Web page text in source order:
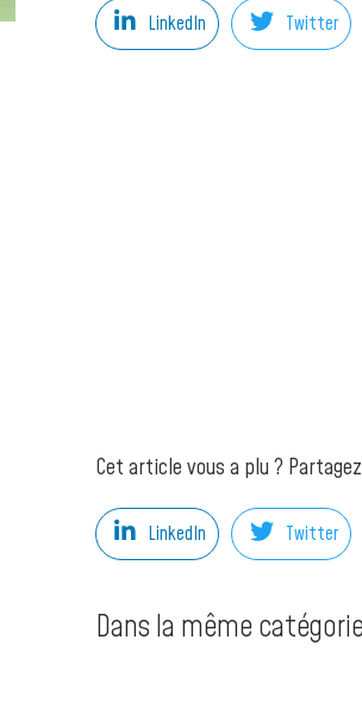
LinkedIn Twitter
Cet article vous a plu ?
LinkedIn Twitter
Dans la même catégorie